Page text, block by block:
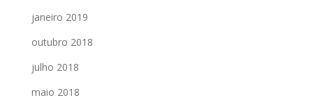
janeiro 2019
outubro 2018
julho 2018
maio 2018